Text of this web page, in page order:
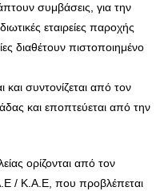
συμβάσεις, για την
εταιρείες παροχής
διαθέτουν πιστοποιημένο
συντονίζεται από τον
και εποπτεύεται από την
ορίζονται από τον
/ K.A.E, που προβλέπεται